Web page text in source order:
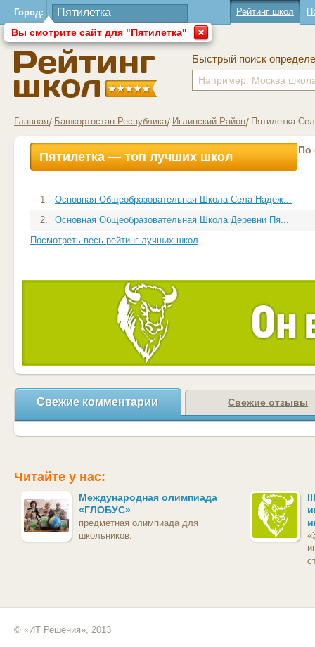
Город:
Вы смотрите сайт для "Пятилетка"
Рейтинг школ
Быстрый поиск
Главная Башкортостан Республика Иглинский Район Пятилетка
Пятилетка — топ лучших школ По
1.
Основная Общеобразовательная Школа Села Надеж...
2.
Основная Общеобразовательная Школа Деревни Пя...
Посмотреть весь рейтинг лучших школ
Свежие комментарии Свежие отзывы
Читайте у нас:
Международная олимпиада
«ГЛОБУС»
предметная олимпиада для
школьников.
© «ИТ Решения», 2013